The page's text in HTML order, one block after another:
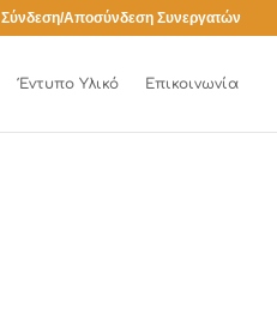
Σύνδεση/Αποσύνδεση Συνεργατών
Έντυπο Υλικό Επικοινωνία